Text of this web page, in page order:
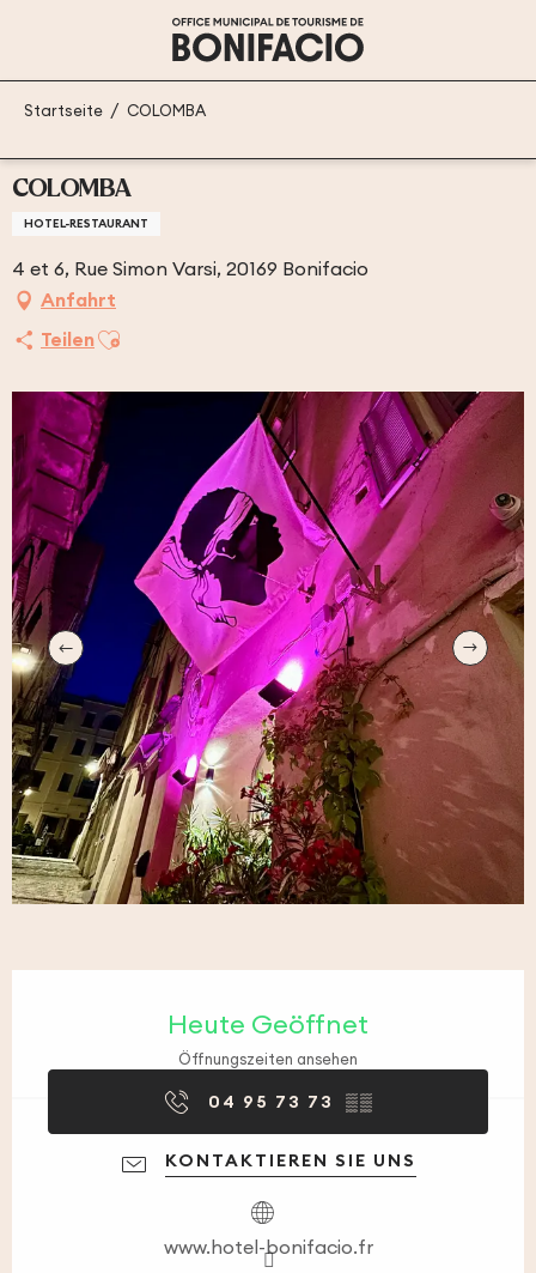
principal
Startseite COLOMBA
COLOMBA
HOTEL-RESTAURANT
4 et 6, Rue Simon Varsi, 20169 Bonifacio
Anfahrt
TeilenAjouter aux favoris
Heute Geöffnet
Öffnungszeiten ansehen
04 95 73 73 ▒▒
KONTAKTIEREN SIE UNS
www.hotel-bonifacio.fr